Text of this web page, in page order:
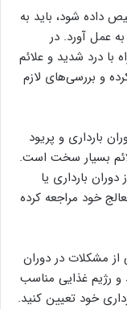
داده شود، باید به
عمل آورد. در
با درد شدید و علائم
و بررسی‌های لازم
بارداری و پریود
بسیار سخت است.
بارداری یا
خود مراجعه کرده
از مشکلات در دوران
و رژیم غذایی مناسب
خود تعیین کنید.